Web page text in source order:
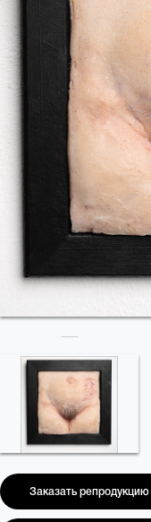
Заказать репродукцию